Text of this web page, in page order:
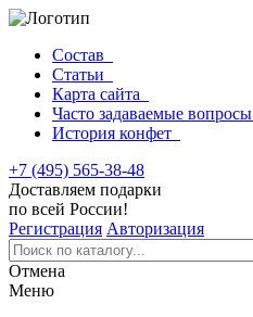
Состав
Статьи
Карта сайта
Часто задаваемые вопросы
История конфет
+7 (495) 565-38-48
Доставляем подарки
по всей России!
Регистрация Авторизация
Отмена
Меню